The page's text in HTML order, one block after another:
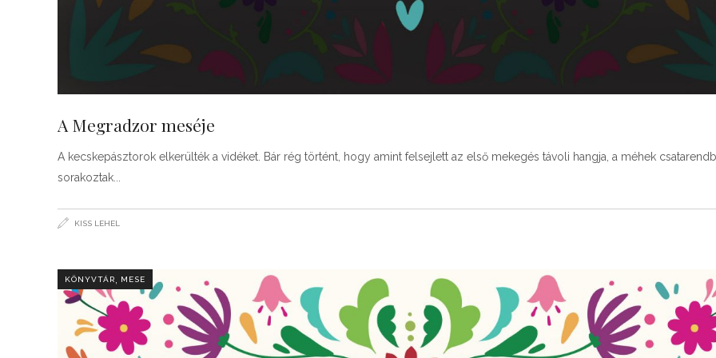
A Megradzor meséje
A kecskepásztorok elkerülték a vidéket. Bár rég történt, hogy amint felsejlett az első mekegés távoli hangja, a méhek
sorakoztak
KISS LEHEL
KÖNYVTÁR MESE